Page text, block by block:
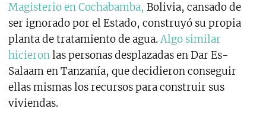
Magisterio en Cochabamba, Bolivia, cansado de
ser ignorado por el Estado, construyó su propia
planta de tratamiento de agua.Algo similar
hicieronlas personas desplazadas en Dar Es-
Salaam en Tanzanía, que decidieron conseguir
ellas mismas los recursos para construir sus
viviendas.